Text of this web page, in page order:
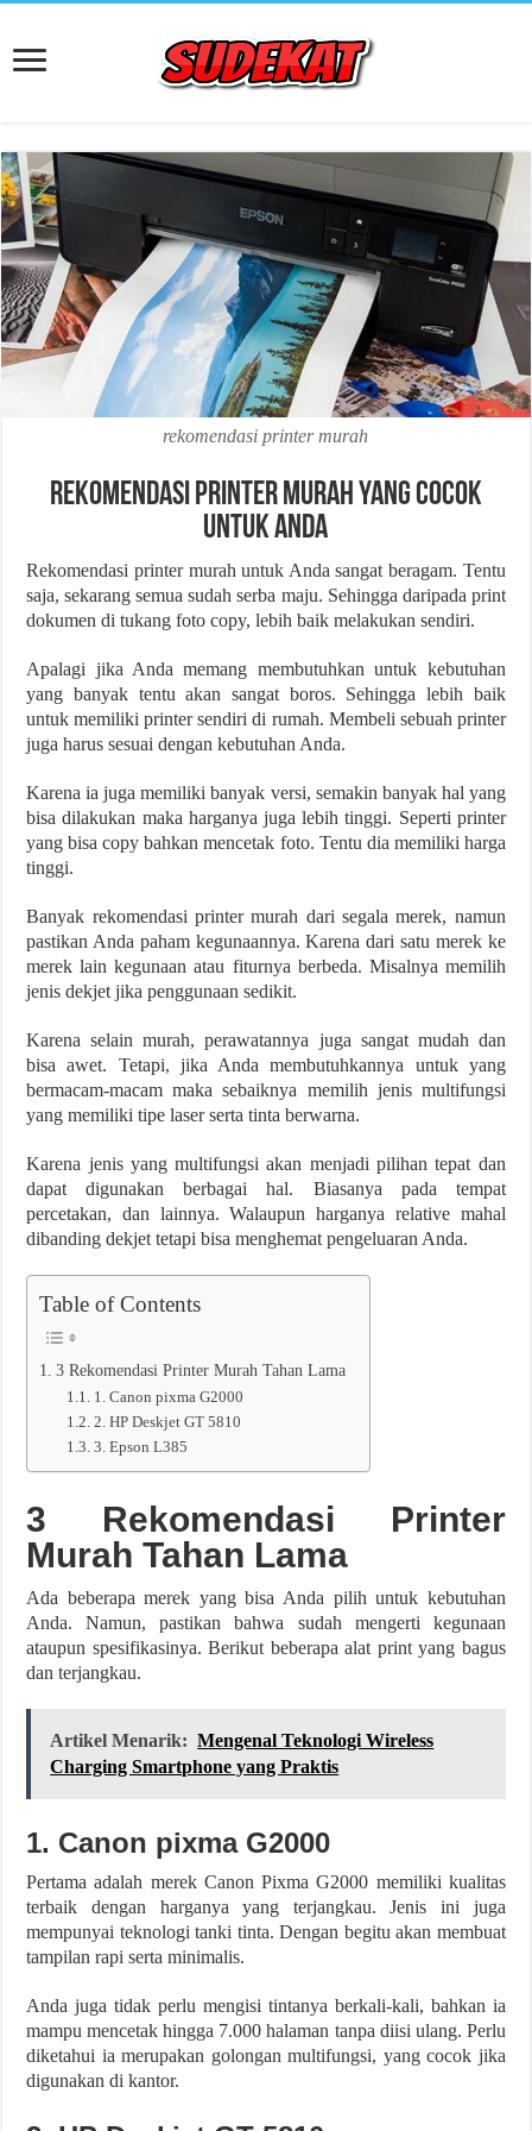
rekomendasi printer murah
Rekomendasi Printer Murah yang Cocok
untuk Anda
Rekomendasi printer murah untuk Anda sangat beragam. Tentu
saja, sekarang semua sudah serba maju. Sehingga daripada print
dokumen di tukang foto copy, lebih baik melakukan sendiri.
Apalagi jika Anda memang membutuhkan untuk kebutuhan
yang banyak tentu akan sangat boros. Sehingga lebih baik
untuk memiliki printer sendiri di rumah. Membeli sebuah printer
juga harus sesuai dengan kebutuhan Anda.
Karena ia juga memiliki banyak versi, semakin banyak hal yang
bisa dilakukan maka harganya juga lebih tinggi. Seperti printer
yang bisa copy bahkan mencetak foto. Tentu dia memiliki harga
tinggi.
Banyak rekomendasi printer murah dari segala merek, namun
pastikan Anda paham kegunaannya. Karena dari satu merek ke
merek lain kegunaan atau fiturnya berbeda. Misalnya memilih
jenis dekjet jika penggunaan sedikit.
Karena selain murah, perawatannya juga sangat mudah dan
bisa awet. Tetapi, jika Anda membutuhkannya untuk yang
bermacam-macam maka sebaiknya memilih jenis multifungsi
yang memiliki tipe laser serta tinta berwarna.
Karena jenis yang multifungsi akan menjadi pilihan tepat dan
dapat digunakan berbagai hal. Biasanya pada tempat
percetakan, dan lainnya. Walaupun harganya relative mahal
dibanding dekjet tetapi bisa menghemat pengeluaran Anda.
Table of Contents
3 Rekomendasi Printer Murah Tahan Lama
1. Canon pixma G2000
2. HP Deskjet GT 5810
3. Epson L385
3 Rekomendasi Printer
Murah Tahan Lama
Ada beberapa merek yang bisa Anda pilih untuk kebutuhan
Anda. Namun, pastikan bahwa sudah mengerti kegunaan
ataupun spesifikasinya. Berikut beberapa alat print yang bagus
dan terjangkau.
Artikel Menarik: Mengenal Teknologi Wireless
Charging Smartphone yang Praktis
1. Canon pixma G2000
Pertama adalah merek Canon Pixma G2000 memiliki kualitas
terbaik dengan harganya yang terjangkau. Jenis ini juga
mempunyai teknologi tanki tinta. Dengan begitu akan membuat
tampilan rapi serta minimalis.
Anda juga tidak perlu mengisi tintanya berkali-kali, bahkan ia
mampu mencetak hingga 7.000 halaman tanpa diisi ulang. Perlu
diketahui ia merupakan golongan multifungsi, yang cocok jika
digunakan di kantor.